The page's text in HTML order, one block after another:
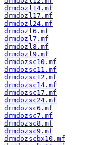
drmdozl14.mf
drmdozl17.mf
drmdozl24.mf
drmdozl6.mf
drmdozl7.mf
drmdozl8.mf
drmdozl9.mf
drmdozsc10.mf
drmdozsc11.mf
drmdozsc12.mf
drmdozsc14.mf
drmdozsc17.mf
drmdozsc24.mf
drmdozsc6.mf
drmdozsc7.mf
drmdozsc8.mf
drmdozsc9.mf
drmdozscbx10.mf